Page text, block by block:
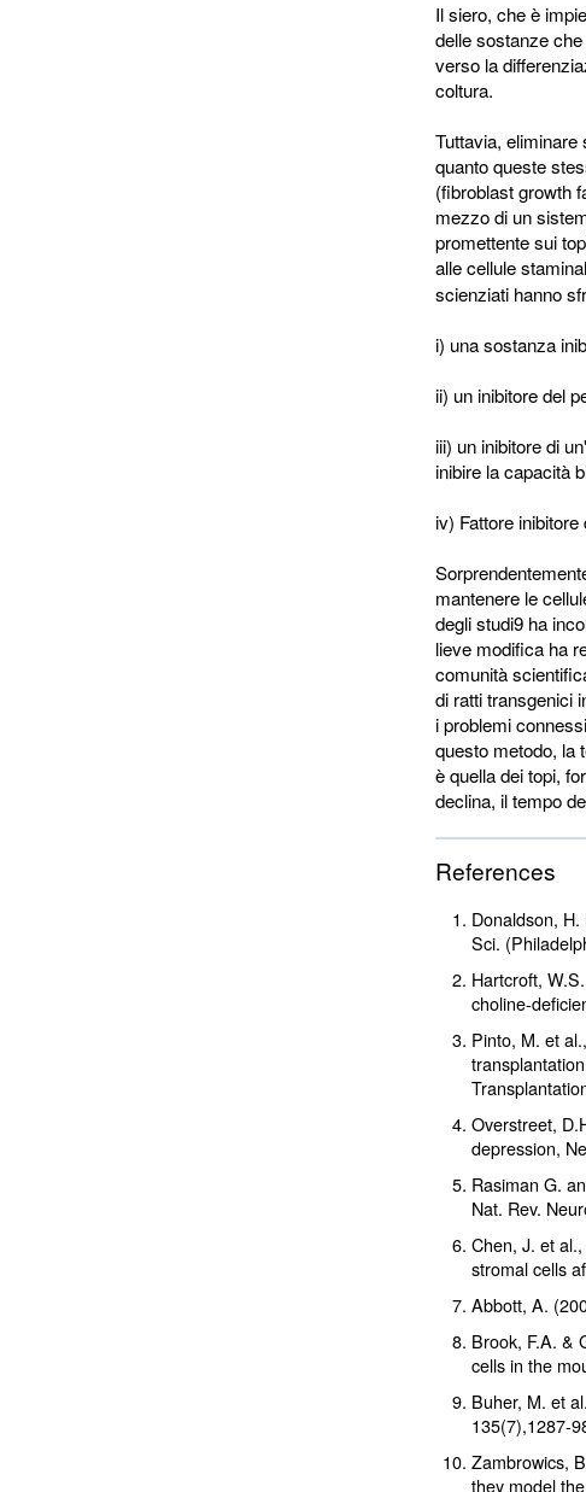
Il siero, che è
delle sostanze
verso la
coltura.
Tuttavia, eliminare
quanto queste
(fibroblast growth
mezzo di un
promettente sui
alle cellule
scienziati hanno
i) una sostanza
ii) un inibitore del
iii) un inibitore di
inibire la capacità
iv) Fattore
mantenere le
degli studi9 ha
lieve modifica ha
comunità
di ratti transgenici
i problemi
questo metodo, la
è quella dei topi,
declina, il tempo
References
Donaldson,
Sci.
Hartcroft,
choline-
Pinto, M. et
Overstreet,
depression,
Rasiman G.
Nat. Rev.
Chen, J. et
stromal cells
Abbott, A.
Brook, F.A. &
cells in the
Buher, M. et
135(7),1287-
Zambrowics,
they model